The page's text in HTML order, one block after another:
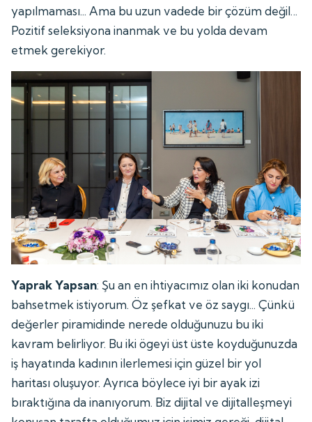
yapılmaması... Ama bu uzun vadede bir çözüm değil...
Pozitif seleksiyona inanmak ve bu yolda devam
etmek gerekiyor.
Yaprak Yapsan: Şu an en ihtiyacımız olan iki konudan
bahsetmek istiyorum. Öz şefkat ve öz saygı... Çünkü
değerler piramidinde nerede olduğunuzu bu iki
kavram belirliyor. Bu iki ögeyi üst üste koyduğunuzda
iş hayatında kadının ilerlemesi için güzel bir yol
haritası oluşuyor. Ayrıca böylece iyi bir ayak izi
bıraktığına da inanıyorum. Biz dijital ve dijitalleşmeyi